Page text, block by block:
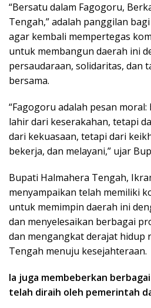
“Bersatu dalam Fagogoru,
Tengah,” adalah panggilan
agar kembali mempertegas
untuk membangun daerah ini
persaudaraan, solidaritas, dan
bersama.
“Fagogoru adalah pesan
lahir dari keserakahan, tetapi
dari kekuasaan, tetapi dari
bekerja, dan melayani,” ujar
Bupati Halmahera Tengah,
menyampaikan telah memiliki
untuk memimpin daerah ini
dan menyelesaikan berbagai
dan mengangkat derajat hidup
Tengah menuju kesejahteraan.
Ia juga membeberkan
telah diraih oleh pemerintah